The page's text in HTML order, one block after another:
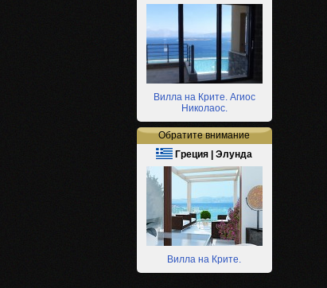
Вилла на Крите. Агиос
Николаос.
Обратите внимание
Греция | Элунда
Вилла на Крите.